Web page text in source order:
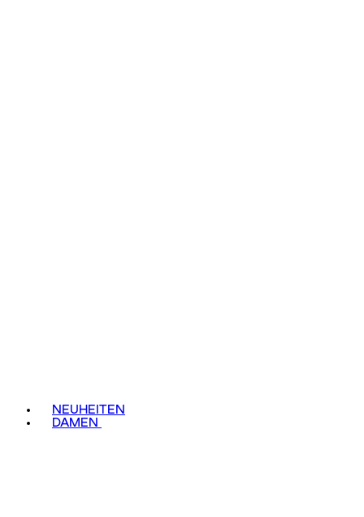
NEUHEITEN
DAMEN